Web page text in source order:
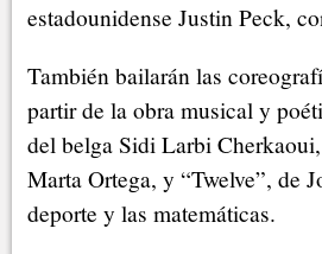
estadounidense Justin Peck,
También bailarán las
partir de la obra musical y
del belga Sidi Larbi
Marta Ortega, y “Twelve”, de
deporte y las matemáticas.